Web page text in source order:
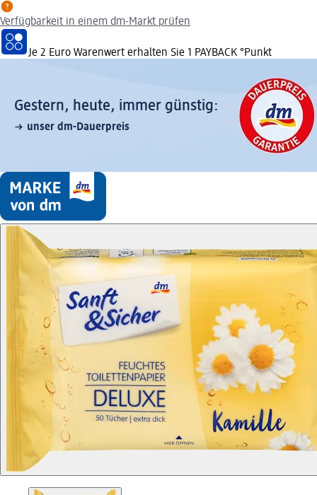
Verfügbarkeit in einem dm-Markt prüfen
Je 2 Euro Warenwert erhalten Sie 1 PAYBACK °Punkt
Gestern, heute, immer günstig:
unser dm-Dauerpreis